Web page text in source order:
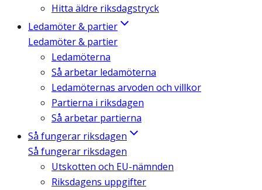
Hitta äldre riksdagstryck
Ledamöter & partier
Ledamöter & partier
Ledamöterna
Så arbetar ledamöterna
Ledamöternas arvoden och villkor
Partierna i riksdagen
Så arbetar partierna
Så fungerar riksdagen
Så fungerar riksdagen
Utskotten och EU-nämnden
Riksdagens uppgifter